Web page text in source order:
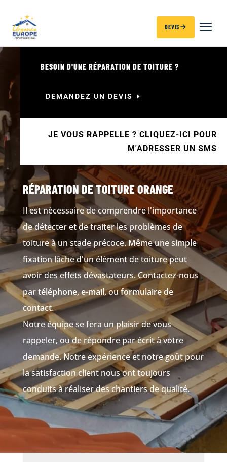
DEVIS
BESOIN D'UNE RÉPARATION DE TOITURE ?
DEMANDEZ UN DEVIS
JE VOUS RAPPELLE ? CLIQUEZ-ICI POUR
M'ADRESSER UN SMS
RÉPARATION DE TOITURE ORANGE
Il est nécessaire de comprendre l'importance
de détecter et de traiter les problèmes de
toiture à un stade précoce. Même une simple
fixation lâche d'un élément de toiture peut
avoir des effets dévastateurs. Contactez-nous
partéléphone,e-mail, ouformulaire de
contact.
Notre équipe se fera un plaisir de vous
rappeler, ou de répondre par écrit à votre
demande. Notre expérience et notre goût pour
la satisfaction client nous ont toujours
conduits à réaliser des chantiers de qualité.